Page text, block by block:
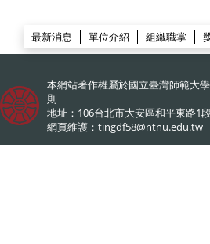
最新消息
單位介紹 組織職掌
本網站著作權屬於國立臺灣師範大
則
地址：106台北市大安區和平東路1
網頁維護： tingdf58@ntnu.edu.tw